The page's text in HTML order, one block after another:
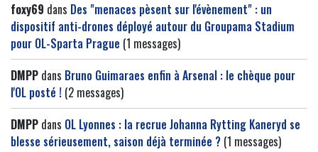
foxy69 dans Des "menaces pèsent sur l'évènement" : un
dispositif anti-drones déployé autour du Groupama Stadium
pour OL-Sparta Prague (1 messages)
DMPP dans Bruno Guimaraes enfin à Arsenal : le chèque pour
l'OL posté ! (2 messages)
DMPP dans OL Lyonnes : la recrue Johanna Rytting Kaneryd se
blesse sérieusement, saison déjà terminée ? (1 messages)